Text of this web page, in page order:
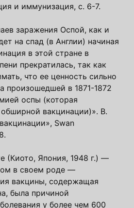
и иммунизация, с. 6-7.
заражения Оспой, как и
на спад (в Англии) начиная
в этой стране в
прекратилась, так как
что ее ценность сильно
произошедшей в 1871-1872
оспы (которая
вакцинации)». В.
Swan
(Киото, Япония, 1948 г.) —
в своем роде —
вакцины, содержащая
была причиной
у более чем 600